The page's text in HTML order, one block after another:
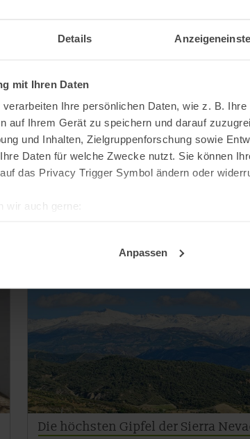
Details
mit Ihren Daten
verarbeiten Ihre persönlichen Daten, wie z. B.
auf Ihrem Gerät zu speichern und darauf
und Inhalten, Zielgruppenforschung sowie
Daten für welche Zwecke nutzt. Sie können
das Privacy Trigger Symbol ändern oder
wir auch gerne:
Ihre persönlichen Daten verarbeitet werden, und
während andere nicht notwendig sind, jedoch
Du kannst in den Einsatz der nicht notwendigen
oder dich per Klick auf »Anpassen«
dir ausgewählten Cookies. Du kannst diese
Weitere Hinweise zu den verwendeten
erhältst du in der Datenschutzerklärung.
Anpassen
der
Andalusien
Die höchsten Gipfel der Sierra